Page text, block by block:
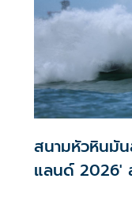
ไทยฯ และ WGP#1
สนับสนุนจาก การ
แห่งชาติ Siam
จัดการแข่งขันฯ สุดยิ่
สนามหัวหินมั
แลนด์ 2026'